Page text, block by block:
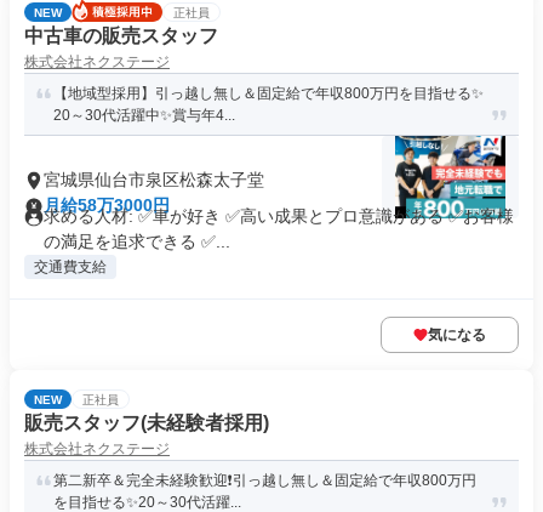
NEW 正社員
中古車の販売スタッフ
株式会社ネクステージ
【地域型採用】引っ越し無し＆固定給で年収800万円を目指せる✨
20～30代活躍中✨賞与年4...
宮城県仙台市泉区松森太子堂
月給58万3000円
求める人材: ✅車が好き ✅高い成果とプロ意識がある ✅お客様
の満足を追求できる ✅...
交通費支給
気になる
NEW 正社員
販売スタッフ(未経験者採用)
株式会社ネクステージ
第二新卒＆完全未経験歓迎❗引っ越し無し＆固定給で年収800万円
を目指せる✨20～30代活躍...